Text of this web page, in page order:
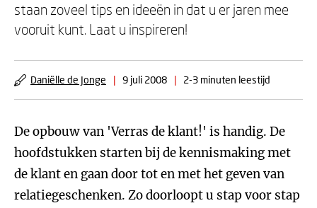
staan zoveel tips en ideeën in dat u er jaren mee
vooruit kunt. Laat u inspireren!
Daniëlle de Jonge | 9 juli 2008 | 2-3 minuten leestijd
De opbouw van 'Verras de klant!' is handig. De
hoofdstukken starten bij de kennismaking met
de klant en gaan door tot en met het geven van
relatiegeschenken. Zo doorloopt u stap voor stap